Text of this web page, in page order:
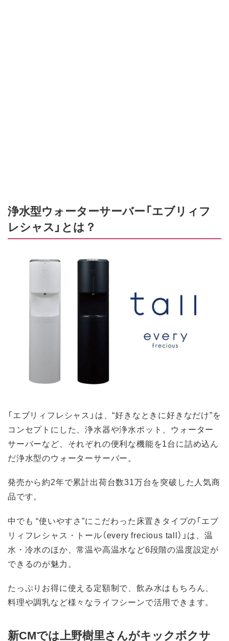
浄水型ウォーターサーバー「エブリィフ
レシャス」とは？
「エブリィフレシャス」は、“好きなときに好きなだけ”を
コンセプトにした、浄水器や浄水ポット、ウォーター
サーバーなど、それぞれの便利な機能を1台に詰め込ん
だ浄水型のウォーターサーバー。
発売から約2年で累計出荷台数31万台を突破した人気商
品です。
中でも “使いやすさ”にこだわった床置きタイプの「エブ
リィフレシャス・トール（every frecious tall）」は、温
水・冷水のほか、常温や高温水など6段階の温度設定が
できるのが魅力。
たっぷりお得に使える定額制で、飲み水はもちろん、
料理や調乳など様々なライフシーンで活用できます。
新CMでは上野樹里さんがキックボクサ